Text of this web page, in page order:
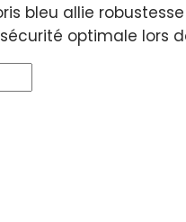
bleu allie
optimale lors